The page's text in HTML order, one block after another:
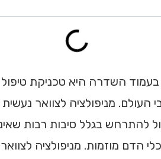
בעמוד השדרה היא טכניקת
מניפולציה לצוואר
להתרחש בגלל סיבות רבות
הדם מוזמות. מניפולציה